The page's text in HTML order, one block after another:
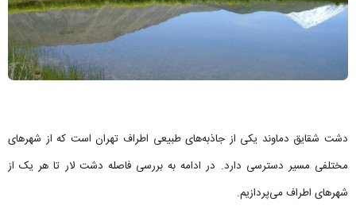
دشت شقایق دماوند یکی از جاذبه‌های طبیعی اطراف تهران است که از شهرهای
مختلفی مسیر دسترسی دارد. در ادامه به بررسی فاصله دشت لار تا هر یک از
شهرهای اطراف می‌پردازیم.